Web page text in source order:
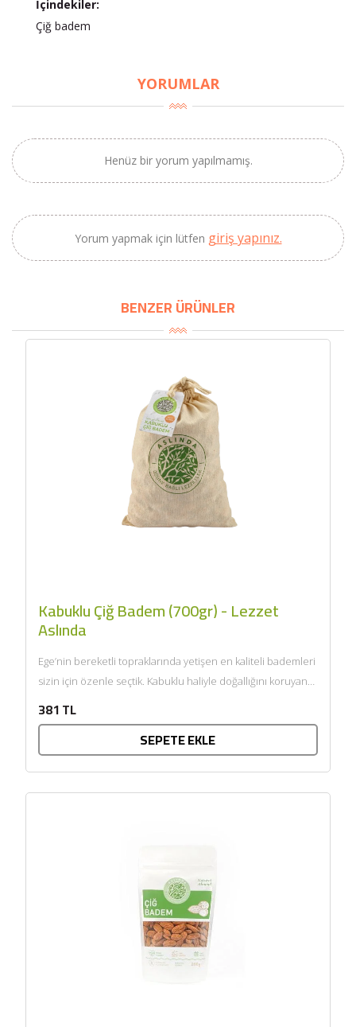
İçindekiler:
Çiğ badem
YORUMLAR
Henüz bir yorum yapılmamış.
Yorum yapmak için lütfen giriş yapınız.
BENZER ÜRÜNLER
Kabuklu Çiğ Badem (700gr) - Lezzet
Aslında
Ege’nin bereketli topraklarında yetişen en kaliteli bademleri
sizin için özenle seçtik. Kabuklu haliyle doğallığını koruyan
381 TL
SEPETE EKLE
BU HAFTANIN PLANLI İNDİRİMİ
2690,00 TL
2071,30 TL
Kaan Olgun Hasat
Naturel Sızma
Zeytinyağı (5lt, Soğuk
Zeytincilik